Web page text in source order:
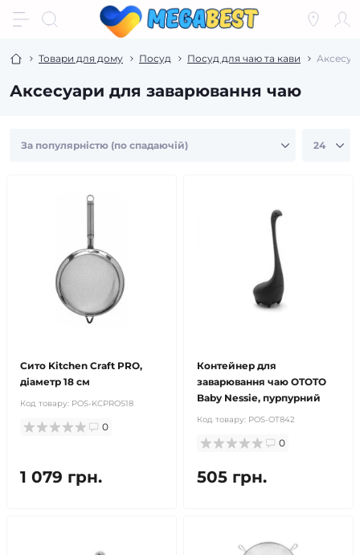
Товари для дому Посуд Посуд для чаю та кави
Аксесуари для заварювання чаю
Сито Kitchen Craft PRO,
діаметр 18 см
Код товару: POS-KCPROS18
0
1 079 грн.
Контейнер для
заварювання чаю OTOTO
Baby Nessie, пурпурний
Код товару: POS-OT842
0
505 грн.